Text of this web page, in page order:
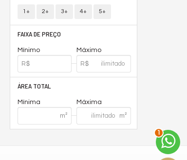
1+ 2+ 3+ 4+ 5+
FAIXA DE PREÇO
Mínimo Máximo
ÁREA TOTAL
Mínima Máxima
1